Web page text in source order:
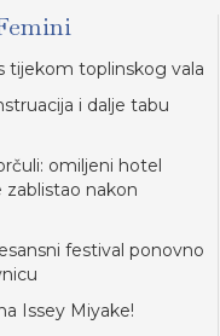
tijekom toplinskog vala
i dalje tabu
omiljeni hotel
zablistao nakon
festival ponovno
Issey Miyake!